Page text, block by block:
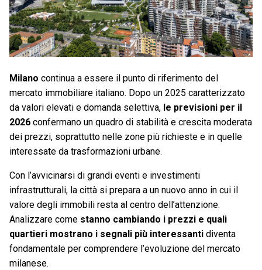
Milano continua a essere il punto di riferimento del
mercato immobiliare italiano. Dopo un 2025 caratterizzato
da valori elevati e domanda selettiva, le previsioni per il
2026 confermano un quadro di stabilità e crescita moderata
dei prezzi, soprattutto nelle zone più richieste e in quelle
interessate da trasformazioni urbane.
Con l’avvicinarsi di grandi eventi e investimenti
infrastrutturali, la città si prepara a un nuovo anno in cui il
valore degli immobili resta al centro dell’attenzione.
Analizzare come stanno cambiando i prezzi e quali
quartieri mostrano i segnali più interessanti diventa
fondamentale per comprendere l’evoluzione del mercato
milanese.